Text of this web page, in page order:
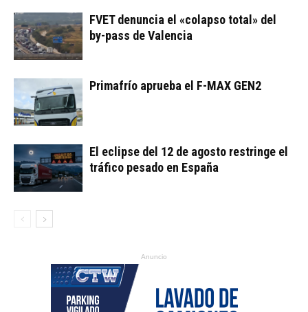
FVET denuncia el «colapso total» del
by-pass de Valencia
Primafrío aprueba el F-MAX GEN2
El eclipse del 12 de agosto restringe el
tráfico pesado en España
Anuncio